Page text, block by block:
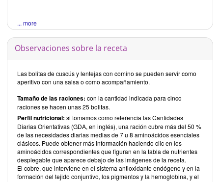
... more
Observaciones sobre la receta
Las bolitas de cuscús y lentejas con comino se pueden servir como
aperitivo con una salsa o como acompañamiento.
Tamaño de las raciones: con la cantidad indicada para cinco
raciones se hacen unas 25 bolitas.
Perfil nutricional: si tomamos como referencia las Cantidades
Diarias Orientativas (GDA, en inglés), una ración cubre más del 50 %
de las necesidades diarias medias de 7 u 8 aminoácidos esenciales
clásicos. Puede obtener más información haciendo clic en los
aminoácidos correspondientes que figuran en la tabla de nutrientes
desplegable que aparece debajo de las imágenes de la receta.
El cobre, que interviene en el sistema antioxidante endógeno y en la
formación del tejido conjuntivo, los pigmentos y la hemoglobina, y el